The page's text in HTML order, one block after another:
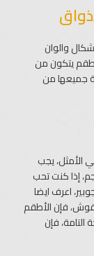
والوان
طقم يتكون من
جميعها من
الأمثل، يجب
إذا كنت تحب
اعرف ايضا
فإن الأطقم
فإن